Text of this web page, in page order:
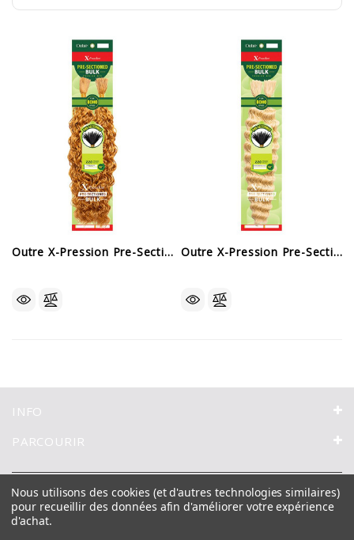
Outre X-Pression Pre-Sectioned - Dominican Curl Bulk Outre X-Pression Pre-Sectioned - Boho Deep Bulk
INFO
PARCOURIR
Special Offer Nouveaux Produits Tresses
Postiches
Tissages
Nous utilisons des cookies (et d'autres technologies similaires)
pour recueillir des données afin d'améliorer votre expérience
d'achat.